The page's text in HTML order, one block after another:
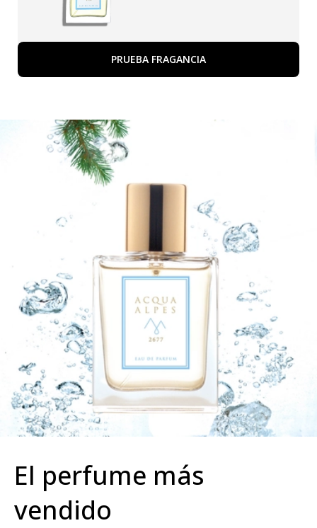
PRUEBA FRAGANCIA
El perfume más
vendido